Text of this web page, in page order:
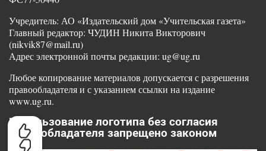
Учредитель: АО «Издательский дом «Учительская газета»
Главный редактор: ЧУДИН Никита Викторович
(nikvik87@mail.ru)
Адрес электронной почты редакции: ug@ug.ru
Любое копирование материалов допускается с разрешения
правообладателя и с указанием ссылки на издание
www.ug.ru.
Использование логотипа без согласия
правообладателя запрещено законом